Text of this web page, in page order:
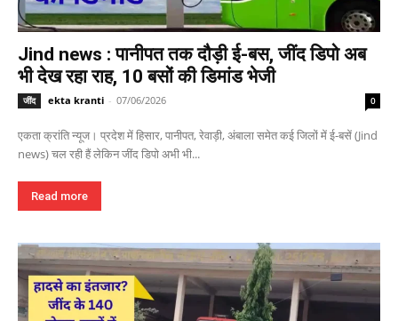
Jind news : पानीपत तक दौड़ी ई-बस, जींद डिपो अब
भी देख रहा राह, 10 बसों की डिमांड भेजी
जींद ekta kranti - 07/06/2026 0
एकता क्रांति न्यूज। प्रदेश में हिसार, पानीपत, रेवाड़ी, अंबाला समेत कई जिलों में ई-बसें (Jind
news) चल रही हैं लेकिन जींद डिपो अभी भी...
Read more